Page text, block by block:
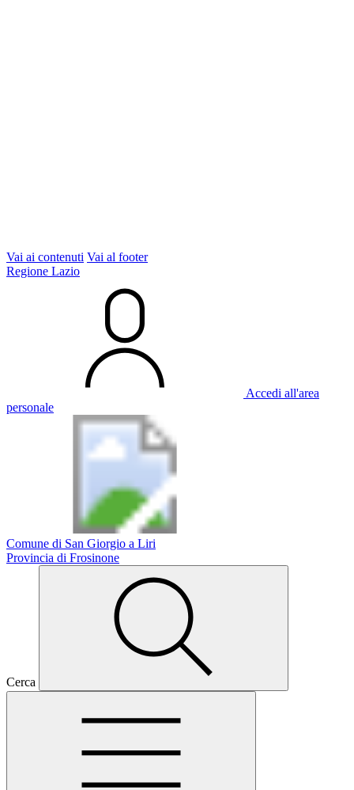
Vai ai contenuti Vai al footer
Regione Lazio
Accedi all'area
personale
Comune di San Giorgio a Liri
Provincia di Frosinone
Cerca